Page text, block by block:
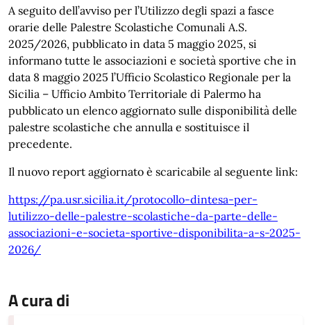
A seguito dell’avviso per l’Utilizzo degli spazi a fasce
orarie delle Palestre Scolastiche Comunali A.S.
2025/2026, pubblicato in data 5 maggio 2025, si
informano tutte le associazioni e società sportive che in
data 8 maggio 2025 l’Ufficio Scolastico Regionale per la
Sicilia – Ufficio Ambito Territoriale di Palermo ha
pubblicato un elenco aggiornato sulle disponibilità delle
palestre scolastiche che annulla e sostituisce il
precedente.
Il nuovo report aggiornato è scaricabile al seguente link:
https://pa.usr.sicilia.it/protocollo-dintesa-per-
lutilizzo-delle-palestre-scolastiche-da-parte-delle-
associazioni-e-societa-sportive-disponibilita-a-s-2025-
2026/
A cura di